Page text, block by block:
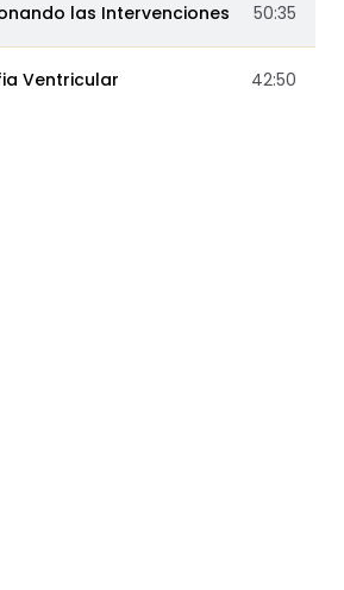
las Intervenciones 50:35
Ventricular 42:50